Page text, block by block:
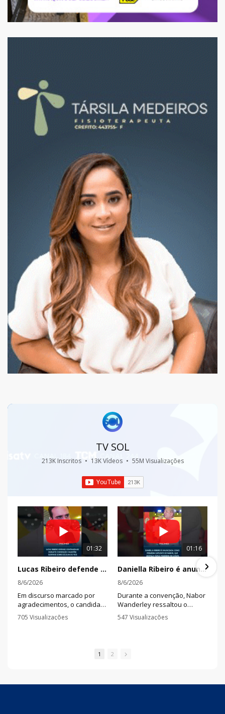
TV SOL
213K Inscritos • 13K Vídeos • 55M Visualizações
01:32
Lucas Ribeiro defende continuidade durante convenção e mantém suspense sobre escolha do vice
8/6/2026
Em discurso marcado por
agradecimentos, o candidato
à reeleição afirmou que a
Paraíba deve seguir olhando
705 Visualizações
01:16
Daniella Ribeiro é anunciada como primeira suplente de Nabor, que destaca força feminina na chapa
8/6/2026
Durante a convenção, Nabor
Wanderley ressaltou o
trabalho da senadora na
defesa das mulheres e
em segurança pública.
547 Visualizações
1 2